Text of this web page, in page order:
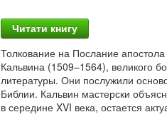
Читати книгу
Толкование на Послание
Кальвина (1509–1564), великого
литературы. Они послужили
Библии. Кальвин мастерски
в середине XVI века, остается